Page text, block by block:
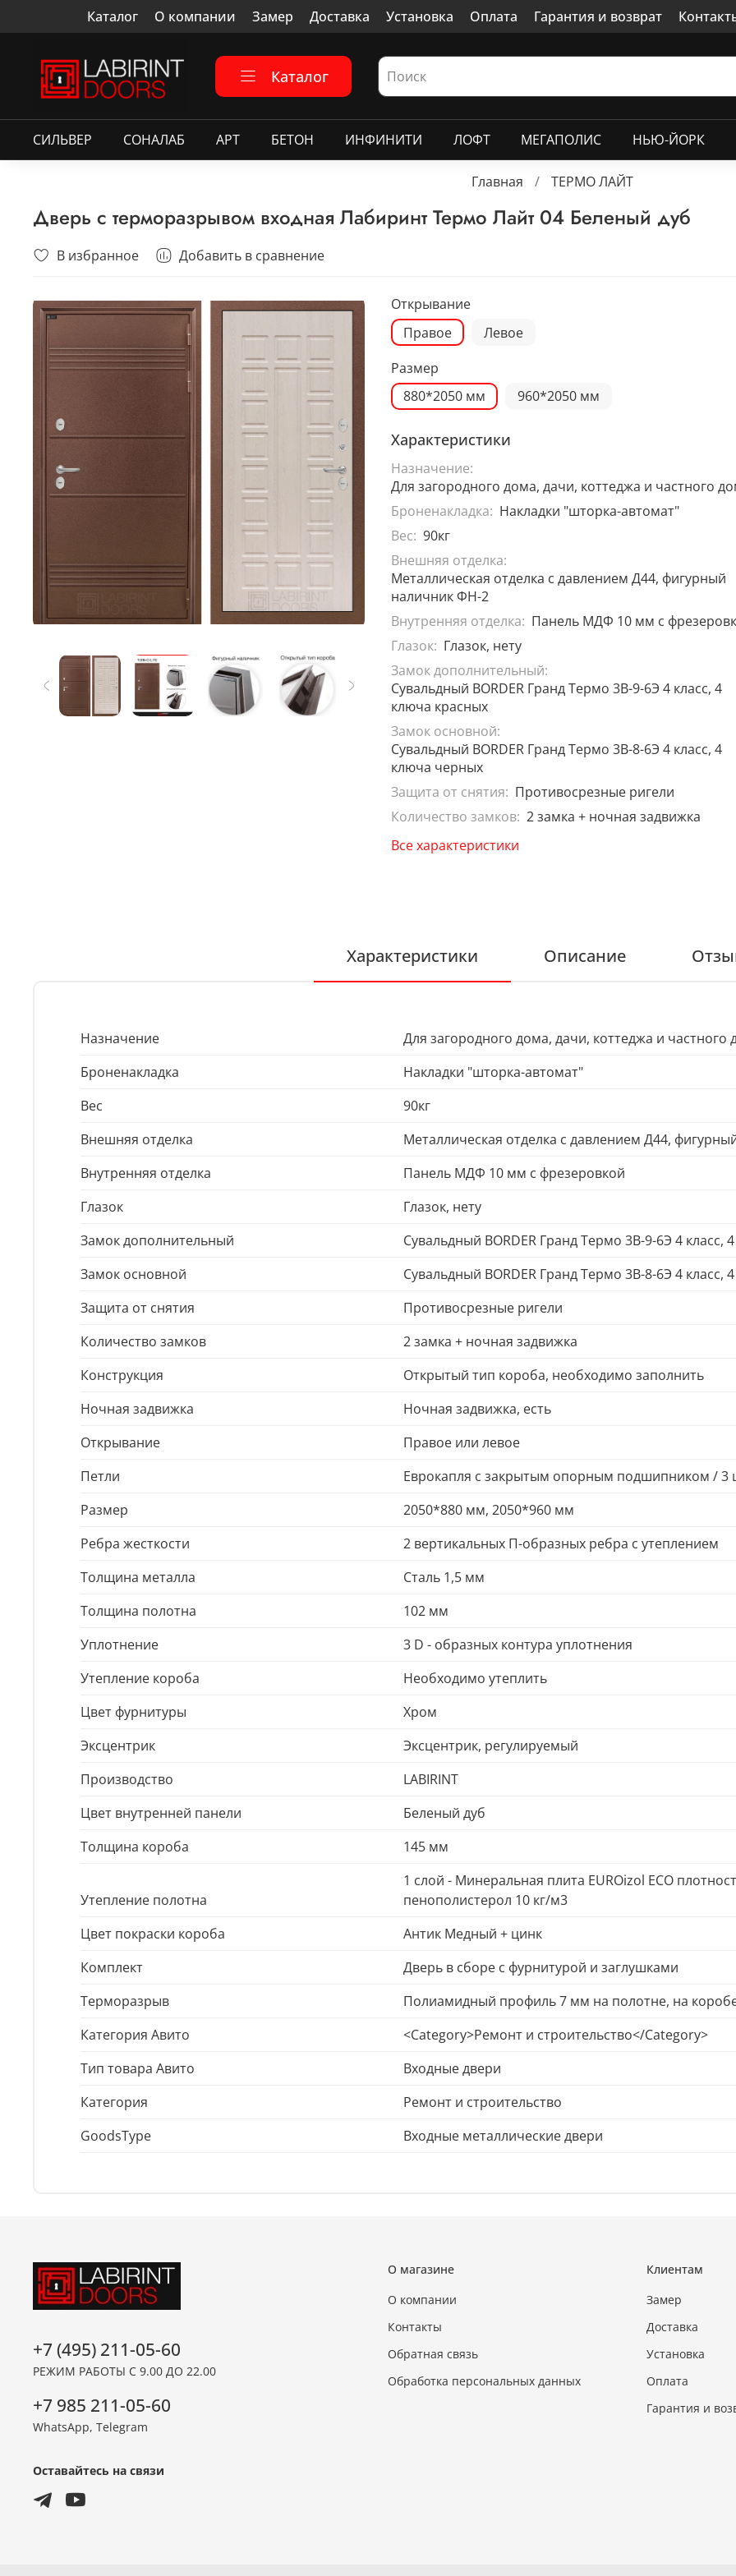
Каталог О компании Замер Доставка Установка Оплата Гарантия и возврат
Каталог
СИЛЬВЕР СОНАЛАБ АРТ БЕТОН ИНФИНИТИ ЛОФТ МЕГАПОЛИС НЬЮ-ЙОРК
Главная ТЕРМО ЛАЙТ
Дверь с терморазрывом входная Лабиринт Термо Лайт 04 Беленый дуб
В избранное Добавить в сравнение
Открывание
Правое
Левое
Размер
880*2050 мм
960*2050 мм
Характеристики
Назначение:
Для загородного дома, дачи, коттеджа и частного
Броненакладка: Накладки "шторка-автомат"
Вес: 90кг
Внешняя отделка:
Металлическая отделка с давлением Д44, фигурный
наличник ФН-2
Внутренняя отделка: Панель МДФ 10 мм с
Глазок: Глазок, нету
Замок дополнительный:
Сувальдный BORDER Гранд Термо 3В-9-6Э 4 класс, 4
ключа красных
Замок основной:
Сувальдный BORDER Гранд Термо 3В-8-6Э 4 класс, 4
ключа черных
Защита от снятия: Противосрезные ригели
Количество замков: 2 замка + ночная задвижка
Все характеристики
Характеристики Описание
Назначение
Для загородного дома, дачи, коттеджа и частного
Броненакладка
Накладки "шторка-автомат"
Вес
90кг
Внешняя отделка
Металлическая отделка с давлением Д44,
Внутренняя отделка
Панель МДФ 10 мм с фрезеровкой
Глазок
Глазок, нету
Замок дополнительный
Сувальдный BORDER Гранд Термо 3В-9-6Э 4 класс,
Замок основной
Сувальдный BORDER Гранд Термо 3В-8-6Э 4 класс,
Защита от снятия
Противосрезные ригели
Количество замков
2 замка + ночная задвижка
Конструкция
Открытый тип короба, необходимо заполнить
Ночная задвижка
Ночная задвижка, есть
Открывание
Правое или левое
Петли
Еврокапля с закрытым опорным подшипником / 3
Размер
2050*880 мм, 2050*960 мм
Ребра жесткости
2 вертикальных П-образных ребра с утеплением
Толщина металла
Сталь 1,5 мм
Толщина полотна
102 мм
Уплотнение
3 D - образных контура уплотнения
Утепление короба
Необходимо утеплить
Цвет фурнитуры
Хром
Эксцентрик
Эксцентрик, регулируемый
Производство
LABIRINT
Цвет внутренней панели
Беленый дуб
Толщина короба
145 мм
Утепление полотна
1 слой - Минеральная плита EUROizol ECO
пенополистерол 10 кг/м3
Цвет покраски короба
Антик Медный + цинк
Комплект
Дверь в сборе с фурнитурой и заглушками
Терморазрыв
Полиамидный профиль 7 мм на полотне, на коробе
Категория Авито
<Category>Ремонт и строительство</Category>
Тип товара Авито
Входные двери
Категория
Ремонт и строительство
GoodsType
Входные металлические двери
О магазине
О компании
Контакты
Обратная связь
Обработка персональных данных
Клиентам
Замер
Доставка
Установка
Оплата
Гарантия и
+7 (495) 211-05-60
РЕЖИМ РАБОТЫ С 9.00 ДО 22.00
+7 985 211-05-60
WhatsApp, Telegram
Оставайтесь на связи